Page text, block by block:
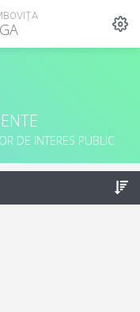
DE INTERES PUBLIC